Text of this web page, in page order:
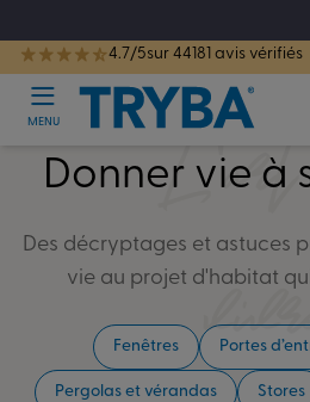
Les jours tentation : Jusqu'à -15% sur vos
4.7/5sur 44181 avis vérifiés
MENU
L'art
Donner vie à
Des décryptages et astuces
vie au projet d'habitat
Fenêtres Portes
Pergolas et vérandas Stores